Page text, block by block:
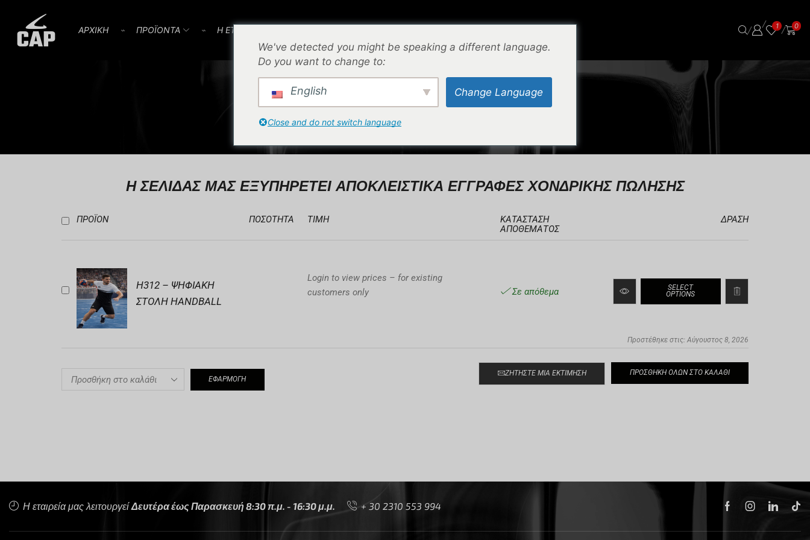
AΡΧΙΚΗ ⌁ ΠΡΟΪOΝΤΑ ⌁ Η ΕΤΑΙΡΕΙΑ /
/ 1 / 0
ΛΊΣΤΑ ΕΠΙΘΥΜΙΏΝ
Η ΣΕΛΙΔΑΣ ΜΑΣ ΕΞΥΠΗΡΕΤΕΙ ΑΠΟΚΛΕΙΣΤΙΚΑ ΕΓΓΡΑΦΕΣ ΧΟΝΔΡΙΚΗΣ ΠΩΛΗΣΗΣ
ΠΡΟΪΌΝ ΠΟΣΌΤΗΤΑ ΤΙΜΉ
ΚΑΤΆΣΤΑΣΗ
ΑΠΟΘΈΜΑΤΟΣ
ΔΡΆΣΗ
H312 – ΨΗΦΙΑΚΗ
ΣΤΟΛΗ HANDBALL
Login to view prices – for existing
customers only
Σε απόθεμα SELECT
OPTIONS
Προστέθηκε στις: Αύγουστος 8, 2026
ΕΦΑΡΜΟΓΉ
ΖΗΤΉΣΤΕ ΜΙΑ ΕΚΤΊΜΗΣΗ ΠΡΟΣΘΉΚΗ ΌΛΩΝ ΣΤΟ ΚΑΛΆΘΙ
Η εταιρεία μας λειτουργείΔευτέρα έως Παρασκευή 8:30 π.μ. - 16:30 μ.μ. + 30 2310 553 994
We've detected you might be speaking a different language.
Do you want to change to:
English Change Language
Close and do not switch language